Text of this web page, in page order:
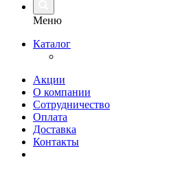
Меню
Каталог
Акции
О компании
Сотрудничество
Оплата
Доставка
Контакты